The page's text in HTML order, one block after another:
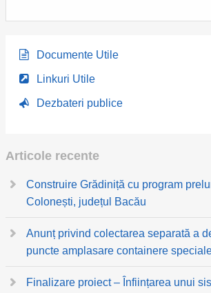
Documente Utile
Linkuri Utile
Dezbateri publice
Articole recente
Construire Grădiniță cu program
Colonești, județul Bacău
Anunț privind colectarea separată a
puncte amplasare containere
Finalizare proiect – Înființarea unui